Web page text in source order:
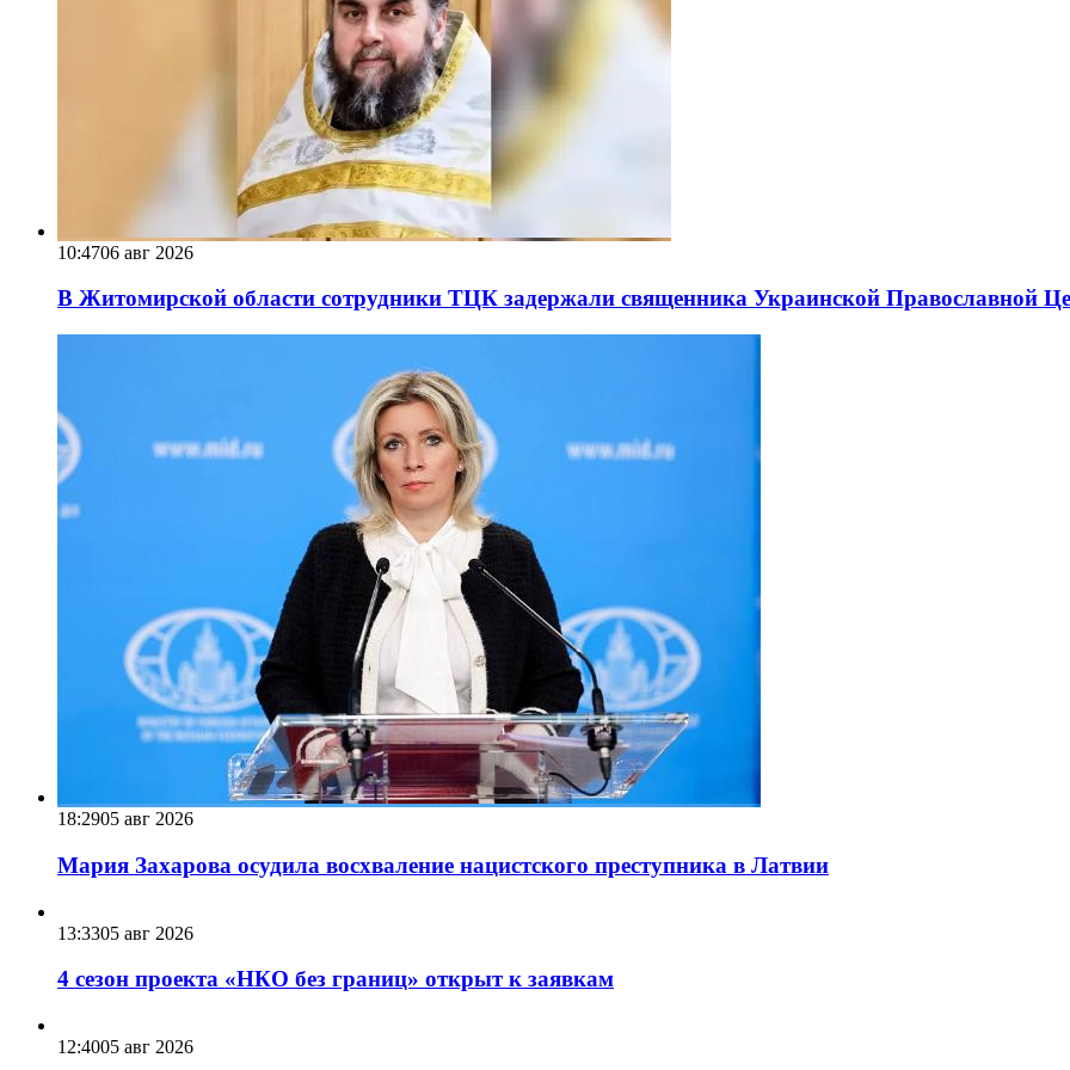
10:4706 авг 2026
В Житомирской области сотрудники ТЦК задержали священника Украинской Православной
18:2905 авг 2026
Мария Захарова осудила восхваление нацистского преступника в Латвии
13:3305 авг 2026
4 сезон проекта «НКО без границ» открыт к заявкам
12:4005 авг 2026